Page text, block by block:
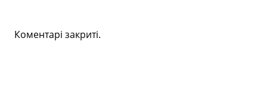
Коментарі закриті.